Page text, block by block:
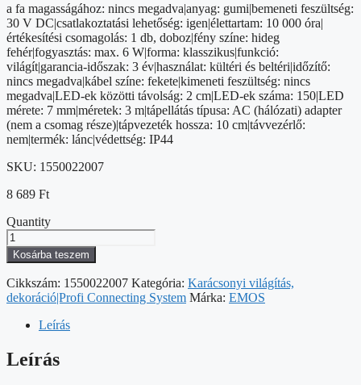
a fa magasságához: nincs megadva|anyag: gumi|bemeneti feszültség:
30 V DC|csatlakoztatási lehetőség: igen|élettartam: 10 000 óra|
értékesítési csomagolás: 1 db, doboz|fény színe: hideg
fehér|fogyasztás: max. 6 W|forma: klasszikus|funkció:
világít|garancia-időszak: 3 év|használat: kültéri és beltéri|időzítő:
nincs megadva|kábel színe: fekete|kimeneti feszültség: nincs
megadva|LED-ek közötti távolság: 2 cm|LED-ek száma: 150|LED
mérete: 7 mm|méretek: 3 m|tápellátás típusa: AC (hálózati) adapter
(nem a csomag része)|tápvezeték hossza: 10 cm|távvezérlő:
nem|termék: lánc|védettség: IP44
SKU: 1550022007
8 689 Ft
Quantity
Profi
LED
sorolható
füzér,
fekete
–
süni,
m,
kültéri
Kosárba teszem
Cikkszám: 1550022007 Kategória: Karácsonyi világítás,
dekoráció|Profi Connecting System Márka: EMOS
Leírás
Leírás